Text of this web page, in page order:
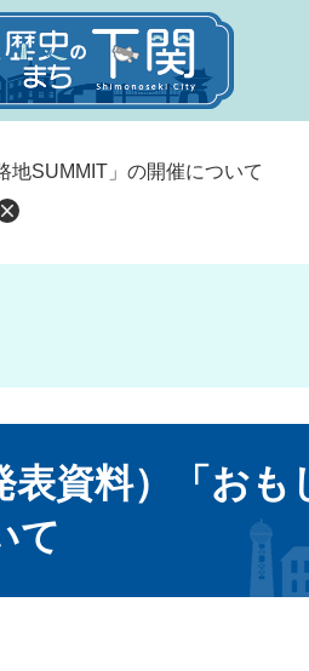
地SUMMIT」の開催について
表資料）「お
て